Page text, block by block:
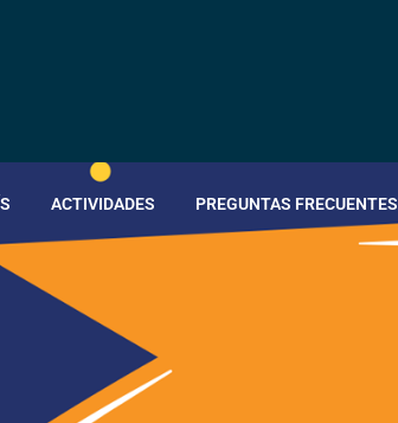
ACTIVIDADES PREGUNTAS FRECUENTES